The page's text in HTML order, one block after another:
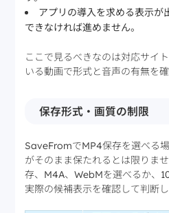
アプリの導入を求める表示が
できなければ進めません。
ここで見るべきなのは対応サイ
いる動画で形式と音声の有無を確
保存形式・画質の制限
SaveFromでMP4保存を選べる
がそのまま保たれるとは限りま
存、M4A、WebMを選べるか、
実際の候補表示を確認して判断し